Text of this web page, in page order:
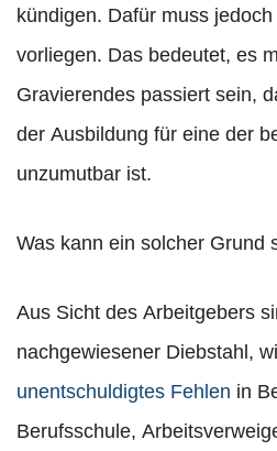
kündigen. Dafür muss jedoch
vorliegen. Das bedeutet, es
Gravierendes passiert sein,
der Ausbildung für eine der
unzumutbar ist.
Was kann ein solcher Grund
Aus Sicht des Arbeitgebers
nachgewiesener Diebstahl,
unentschuldigtes Fehlen in
Berufsschule,